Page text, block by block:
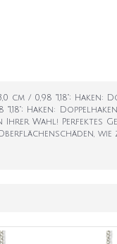
/ 0,98 "1,18";
Haken:
Ihrer Wahl!
wie z.